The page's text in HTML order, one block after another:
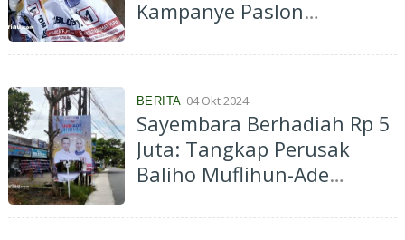
Kampanye Paslon
Perkarangan Rumah
BERITA 04 Okt 2024
Sayembara Berhadiah Rp 5
Juta: Tangkap Perusak
Baliho Muflihun-Ade